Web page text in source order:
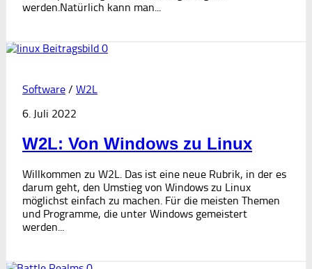
werden.Natürlich kann man...
0
Software / W2L
6. Juli 2022
W2L: Von Windows zu Linux
Willkommen zu W2L. Das ist eine neue Rubrik, in der es
darum geht, den Umstieg von Windows zu Linux
möglichst einfach zu machen. Für die meisten Themen
und Programme, die unter Windows gemeistert
werden...